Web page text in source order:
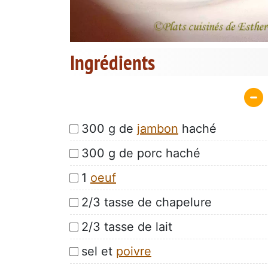
Ingrédients
300 g de jambon haché
300 g de porc haché
1 oeuf
2/3 tasse de chapelure
2/3 tasse de lait
sel et poivre